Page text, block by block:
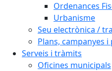
Ordenances
Urbanisme
Seu electrònica /
Plans, campanyes
Serveis i tràmits
Oficines municipals